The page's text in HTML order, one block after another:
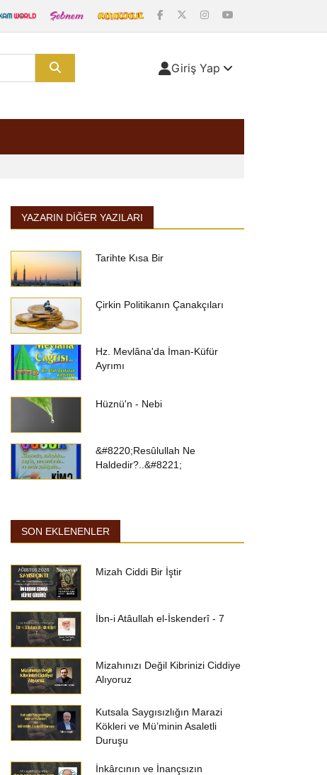
Giriş Yap
YAZARIN DIĞER YAZILARI
Tarihte Kısa Bir
Çirkin Politikanın Çanakçıları
Hz. Mevlâna'da İman-Küfür
Ayrımı
Hüznü'n - Nebi
&#8220;Resûlullah Ne
Haldedir?..&#8221;
SON EKLENENLER
Mizah Ciddi Bir İştir
İbn-i Atâullah el-İskenderî - 7
Mizahınızı Değil Kibrinizi Ciddiye
Alıyoruz
Kutsala Saygısızlığın Marazi
Kökleri ve Mü’minin Asaletli
Duruşu
İnkârcının ve İnançsızın